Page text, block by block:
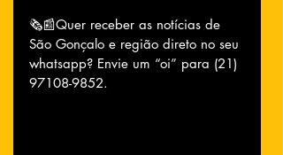
🗞📰Quer receber as notícias de
São Gonçalo e região direto no seu
whatsapp? Envie um “oi” para (21)
97108-9852.